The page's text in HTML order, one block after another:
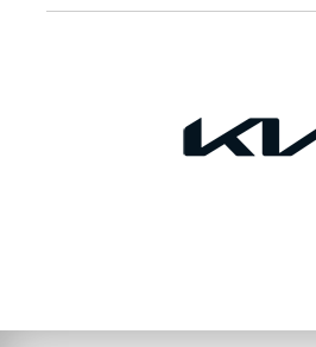
Operativní leasing
Nové vozy skladem
Kontakt